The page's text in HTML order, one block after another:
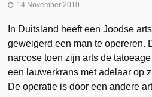
14 November 2010
In Duitsland heeft een Joodse
geweigerd een man te opereren.
narcose toen zijn arts de
een lauwerkrans met adelaar op
De operatie is door een andere